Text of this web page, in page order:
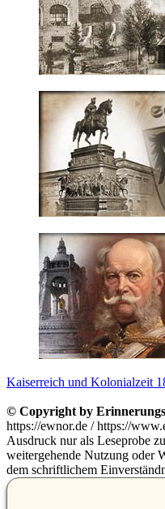
Kaiserreich und Kolonialzeit
© Copyright by
https://ewnor.de / https://
Ausdruck nur als Leseprobe
weitergehende Nutzung oder
dem schriftlichem